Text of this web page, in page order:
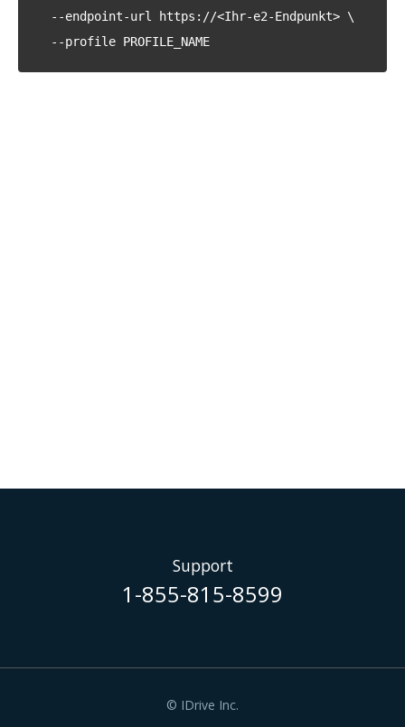
--endpoint-url https://<Ihr-e2-Endpunkt> \
--profile PROFILE_NAME
Support
1-855-815-8599
© IDrive Inc.